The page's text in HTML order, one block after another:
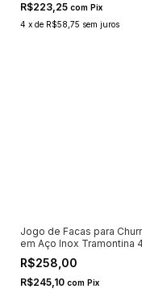
R$223,25 com Pix
4 x de R$58,75 sem juros
Jogo de Facas para
em Aço Inox Tramontina
Peças
R$258,00
R$245,10 com Pix